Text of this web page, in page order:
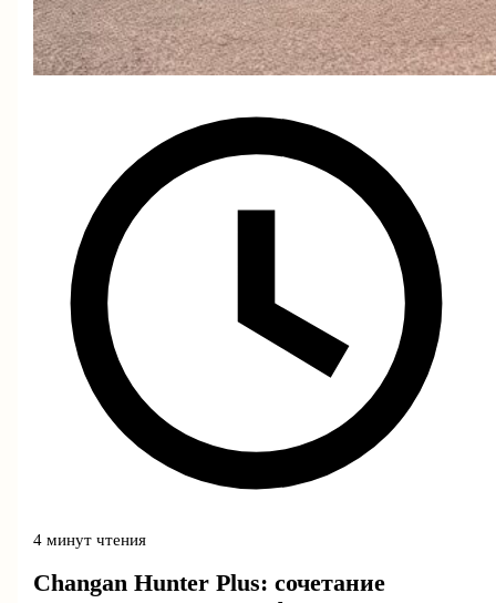
4 минут чтения
Changan Hunter Plus: сочетание